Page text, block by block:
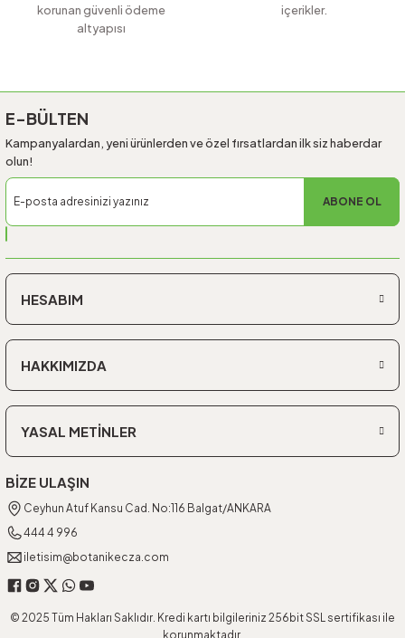
korunan güvenli ödeme
altyapısı
içerikler.
E-BÜLTEN
Kampanyalardan, yeni ürünlerden ve özel fırsatlardan ilk siz haberdar
olun!
ABONE OL
HESABIM
HAKKIMIZDA
YASAL METİNLER
BİZE ULAŞIN
Ceyhun Atuf Kansu Cad. No:116 Balgat/ANKARA
444 4 996
iletisim@botanikecza.com
© 2025 Tüm Hakları Saklıdır. Kredi kartı bilgileriniz 256bit SSL sertifikası ile
korunmaktadır.